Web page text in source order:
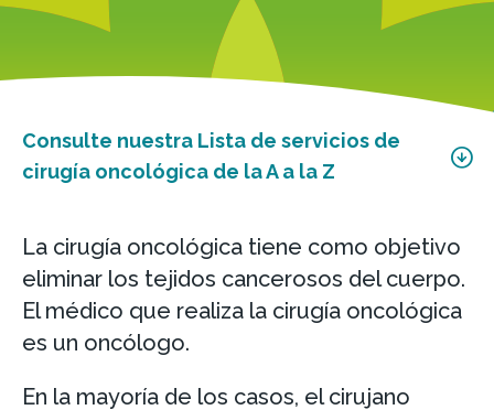
Consulte nuestra Lista de servicios de
cirugía oncológica de la A a la Z
La cirugía oncológica tiene como objetivo
eliminar los tejidos cancerosos del cuerpo.
El médico que realiza la cirugía oncológica
es un oncólogo.
En la mayoría de los casos, el cirujano